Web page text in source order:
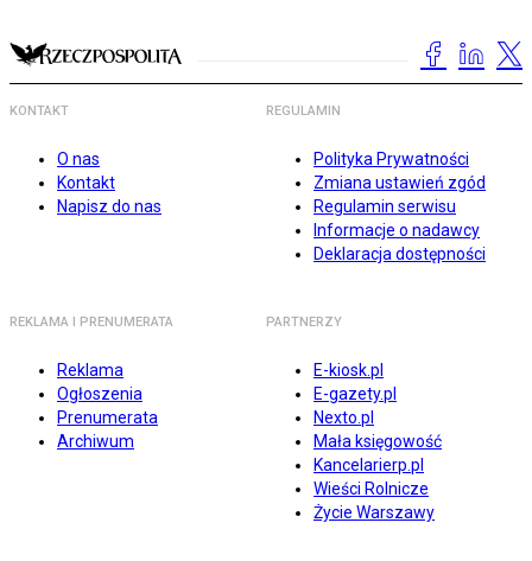
KONTAKT
O nas
Kontakt
Napisz do nas
REGULAMIN
Polityka Prywatności
Zmiana ustawień zgód
Regulamin serwisu
Informacje o nadawcy
Deklaracja dostępności
REKLAMA I PRENUMERATA
Reklama
Ogłoszenia
Prenumerata
Archiwum
PARTNERZY
E-kiosk.pl
E-gazety.pl
Nexto.pl
Mała księgowość
Kancelarierp.pl
Wieści Rolnicze
Życie Warszawy